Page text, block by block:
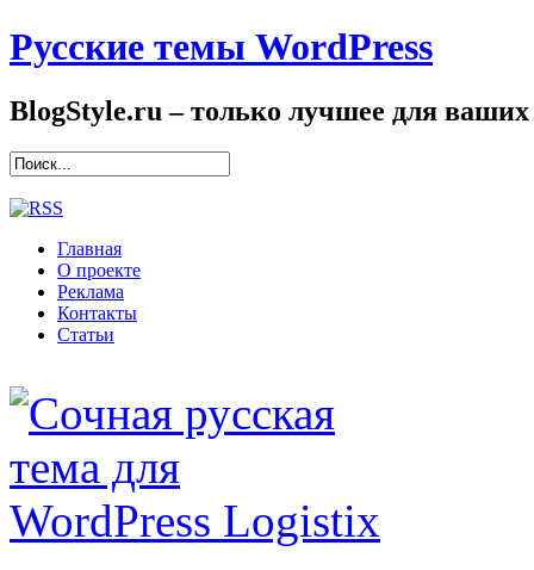
Русские темы WordPress
BlogStyle.ru – только лучшее для ваших
Главная
О проекте
Реклама
Контакты
Статьи